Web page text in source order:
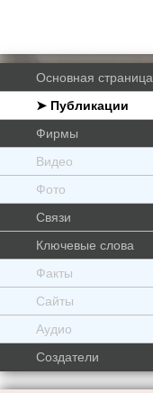
Основная страница
➤ Публикации
Фирмы
Видео
Фото
Связи
Ключевые слова
Факты
Сайты
Аудио
Создатели